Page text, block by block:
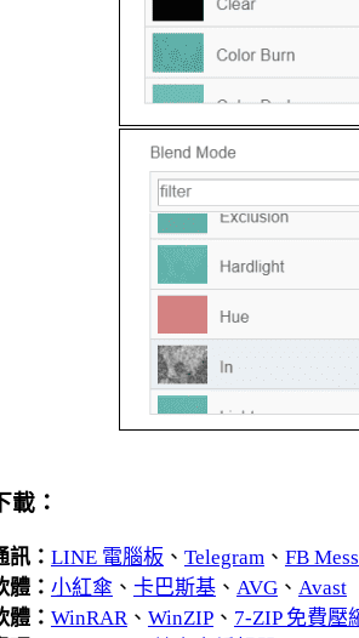
載：
訊： LINE 電腦板 、 Telegram、 FB
體： 小紅傘 、 卡巴斯基、 AVG、 Avast
體： WinRAR、 WinZIP、 7-ZIP 免費壓